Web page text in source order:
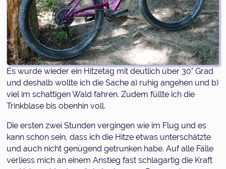
Es wurde wieder ein Hitzetag mit deutlich über 30° Grad
und deshalb wollte ich die Sache a) ruhig angehen und b)
viel im schattigen Wald fahren. Zudem füllte ich die
Trinkblase bis obenhin voll.
Die ersten zwei Stunden vergingen wie im Flug und es
kann schon sein, dass ich die Hitze etwas unterschätzte
und auch nicht genügend getrunken habe. Auf alle Fälle
verliess mich an einem Anstieg fast schlagartig die Kraft